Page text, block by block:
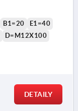
B1=20
E1=40
D=M12X100
DETAILY